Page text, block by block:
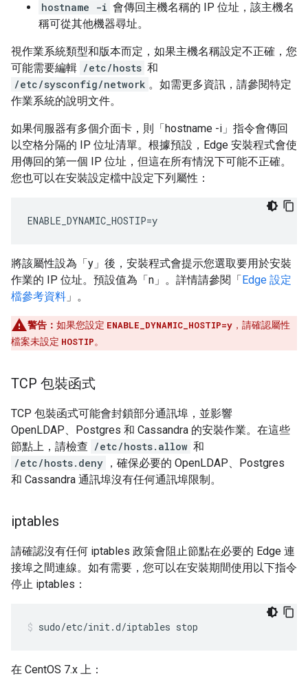
hostname -i 會傳回主機名稱的 IP 位址，該主機名
稱可從其他機器尋址。
視作業系統類型和版本而定，如果主機名稱設定不正確，您
可能需要編輯 /etc/hosts 和
/etc/sysconfig/network 。如需更多資訊，請參閱特定
作業系統的說明文件。
如果伺服器有多個介面卡，則「hostname -i」指令會傳回
以空格分隔的 IP 位址清單。根據預設，Edge 安裝程式會使
用傳回的第一個 IP 位址，但這在所有情況下可能不正確。
您也可以在安裝設定檔中設定下列屬性：
ENABLE_DYNAMIC_HOSTIP=y
將該屬性設為「y」後，安裝程式會提示您選取要用於安裝
作業的 IP 位址。預設值為「n」。詳情請參閱「Edge 設定
檔參考資料 」。
警告： 如果您設定 ENABLE_DYNAMIC_HOSTIP=y ，請確認屬性
檔案未設定 HOSTIP。
TCP 包裝函式
TCP 包裝函式可能會封鎖部分通訊埠，並影響
OpenLDAP、Postgres 和 Cassandra 的安裝作業。在這些
節點上，請檢查 /etc/hosts.allow 和
/etc/hosts.deny ，確保必要的 OpenLDAP、Postgres
和 Cassandra 通訊埠沒有任何通訊埠限制。
iptables
請確認沒有任何 iptables 政策會阻止節點在必要的 Edge 連
接埠之間連線。如有需要，您可以在安裝期間使用以下指令
停止 iptables：
sudo/etc/init.d/iptables stop
在 CentOS 7.x 上：